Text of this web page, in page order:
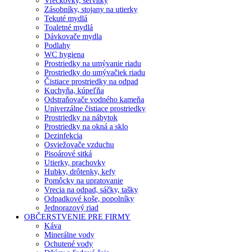
Zásobníky, stojany na utierky
Tekuté mydlá
Toaletné mydlá
Dávkovače mydla
Podlahy
WC hygiena
Prostriedky na umývanie riadu
Prostriedky do umývačiek riadu
Čistiace prostriedky na odpad
Kuchyňa, kúpeľňa
Odstraňovače vodného kameňa
Univerzálne čistiace prostriedky
Prostriedky na nábytok
Prostriedky na okná a sklo
Dezinfekcia
Osviežovače vzduchu
Pisoárové sitká
Utierky, prachovky
Hubky, drôtenky, kefy
Pomôcky na upratovanie
Vrecia na odpad, sáčky, tašky
Odpadkové koše, popolníky
Jednorazový riad
OBČERSTVENIE PRE FIRMY
Káva
Minerálne vody
Ochutené vody